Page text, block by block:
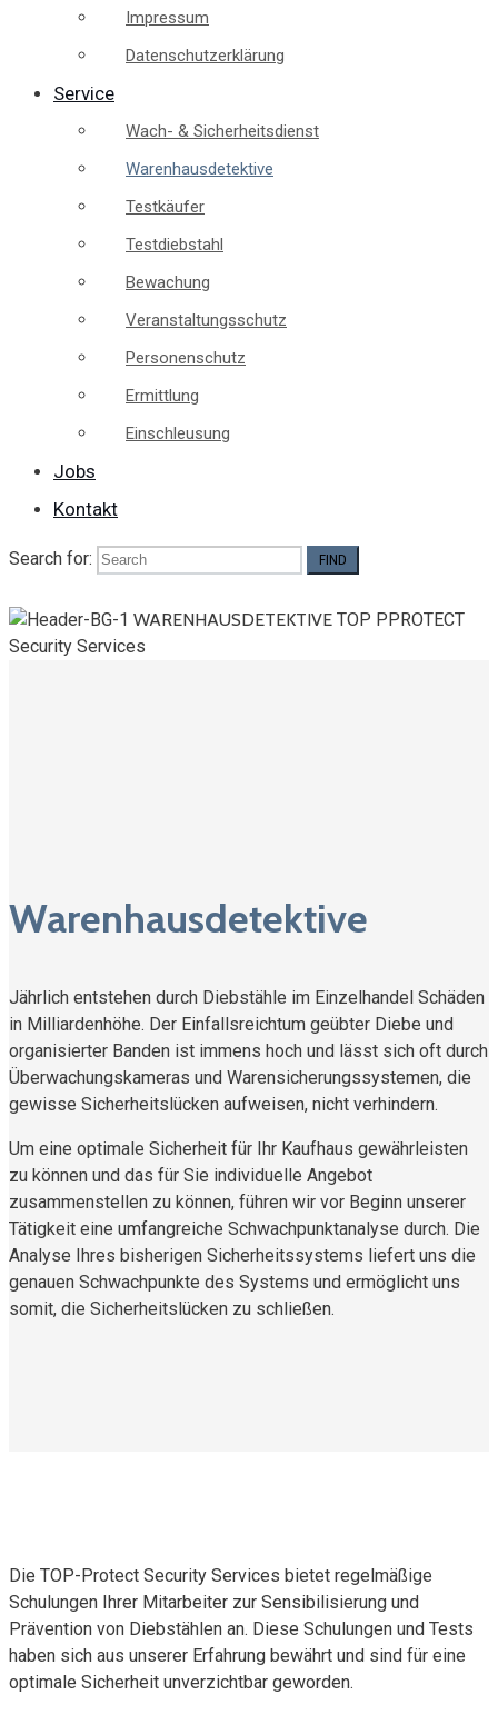
Impressum
Datenschutzerklärung
Service
Wach- & Sicherheitsdienst
Warenhausdetektive
Testkäufer
Testdiebstahl
Bewachung
Veranstaltungsschutz
Personenschutz
Ermittlung
Einschleusung
Jobs
Kontakt
Search for:
WARENHAUSDETEKTIVE TOP PPROTECT
Security Services
Warenhausdetektive
Jährlich entstehen durch Diebstähle im Einzelhandel Schäden
in Milliardenhöhe. Der Einfallsreichtum geübter Diebe und
organisierter Banden ist immens hoch und lässt sich oft durch
Überwachungskameras und Warensicherungssystemen, die
gewisse Sicherheitslücken aufweisen, nicht verhindern.
Um eine optimale Sicherheit für Ihr Kaufhaus gewährleisten
zu können und das für Sie individuelle Angebot
zusammenstellen zu können, führen wir vor Beginn unserer
Tätigkeit eine umfangreiche Schwachpunktanalyse durch. Die
Analyse Ihres bisherigen Sicherheitssystems liefert uns die
genauen Schwachpunkte des Systems und ermöglicht uns
somit, die Sicherheitslücken zu schließen.
Die TOP-Protect Security Services bietet regelmäßige
Schulungen Ihrer Mitarbeiter zur Sensibilisierung und
Prävention von Diebstählen an. Diese Schulungen und Tests
haben sich aus unserer Erfahrung bewährt und sind für eine
optimale Sicherheit unverzichtbar geworden.